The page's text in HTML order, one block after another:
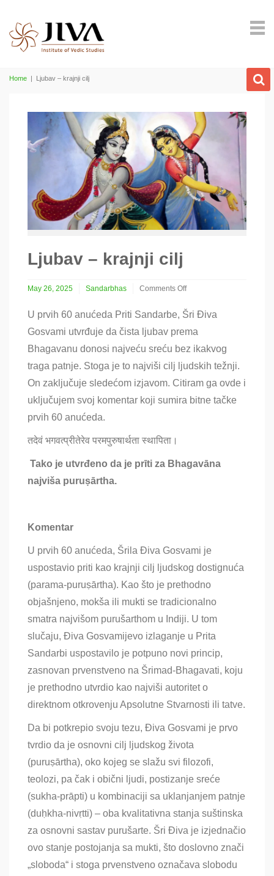
Home | Ljubav – krajnji cilj
Ljubav – krajnji cilj
May 26, 2025 Sandarbhas
Comments Off
Ljubav
krajnji
cilj
U prvih 60 anućeda Priti Sandarbe, Šri Điva
Gosvami utvrđuje da čista ljubav prema
Bhagavanu donosi najveću sreću bez ikakvog
traga patnje. Stoga je to najviši cilj ljudskih težnji.
On zaključuje sledećom izjavom. Citiram ga ovde i
uključujem svoj komentar koji sumira bitne tačke
prvih 60 anućeda.
तदेवं भगवत्प्रीतेरेव परमपुरुषार्थता स्थापिता।
Tako je utvrđeno da je prīti za Bhagavāna
najviša puruṣārtha.
Komentar
U prvih 60 anućeda, Šrila Điva Gosvami je
uspostavio priti kao krajnji cilj ljudskog dostignuća
(parama-puruṣārtha). Kao što je prethodno
objašnjeno, mokša ili mukti se tradicionalno
smatra najvišom purušarthom u Indiji. U tom
slučaju, Điva Gosvamijevo izlaganje u Prita
Sandarbi uspostavilo je potpuno novi princip,
zasnovan prvenstveno na Šrimad-Bhagavati, koju
je prethodno utvrdio kao najviši autoritet o
direktnom otkrovenju Apsolutne Stvarnosti ili tatve.
Da bi potkrepio svoju tezu, Điva Gosvami je prvo
tvrdio da je osnovni cilj ljudskog života
(puruṣārtha), oko kojeg se slažu svi filozofi,
teolozi, pa čak i obični ljudi, postizanje sreće
(sukha-prāpti) u kombinaciji sa uklanjanjem patnje
(duḥkha-nivṛtti) – oba kvalitativna stanja suštinska
za osnovni sastav purušarte. Šri Điva je izjednačio
ovo stanje postojanja sa mukti, što doslovno znači
„sloboda“ i stoga prvenstveno označava slobodu